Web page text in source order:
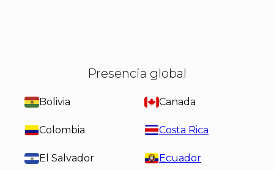
Presencia global
Bolivia Canada
Colombia Costa Rica
El Salvador Ecuador